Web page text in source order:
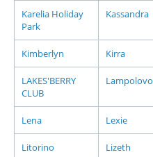
Karelia Holiday
Park
Kassandra
Kimberlyn Kirra
LAKES'BERRY
CLUB
Lampolovo
Lena Lexie
Litorino Lizeth